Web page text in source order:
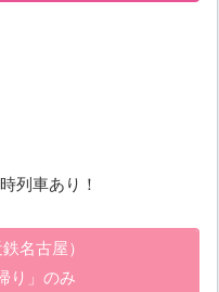
列車あり！
名古屋）
り」のみ